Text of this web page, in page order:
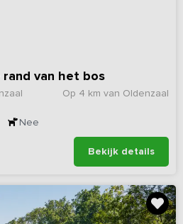
rand van het bos
Op 4 km van Oldenzaal
Nee
Bekijk details